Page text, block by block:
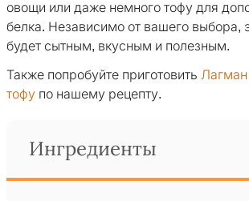
овощи или даже немного тофу для
белка. Независимо от вашего выбора,
будет сытным, вкусным и полезным.
Также попробуйте приготовить Лагман
тофу по нашему рецепту.
Ингредиенты